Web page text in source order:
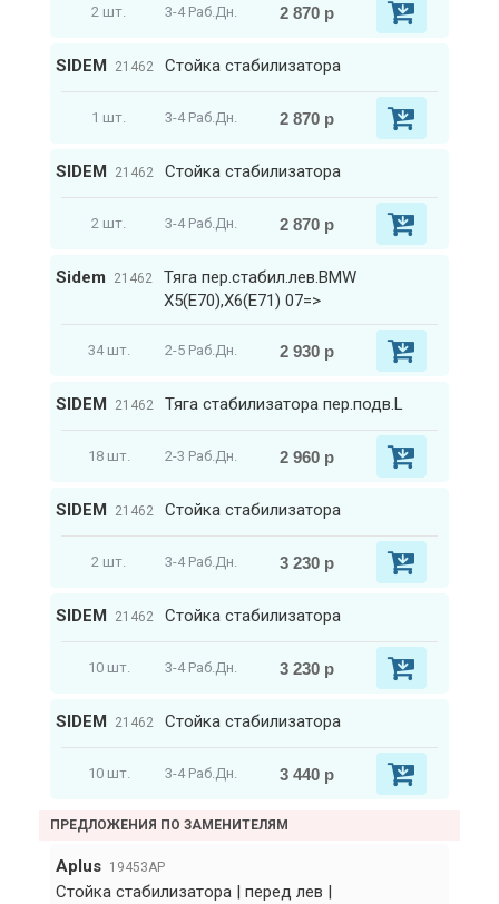
2 шт. 3-4 Раб.Дн. 2 870 р
SIDEM 21462 Стойка стабилизатора
1 шт. 3-4 Раб.Дн. 2 870 р
SIDEM 21462 Стойка стабилизатора
2 шт. 3-4 Раб.Дн. 2 870 р
Sidem 21462
Тяга пер.стабил.лев.BMW
X5(E70),X6(E71) 07=>
34 шт. 2-5 Раб.Дн. 2 930 р
SIDEM 21462 Тяга стабилизатора пер.подв.L
18 шт. 2-3 Раб.Дн. 2 960 р
SIDEM 21462 Стойка стабилизатора
2 шт. 3-4 Раб.Дн. 3 230 р
SIDEM 21462 Стойка стабилизатора
10 шт. 3-4 Раб.Дн. 3 230 р
SIDEM 21462 Стойка стабилизатора
10 шт. 3-4 Раб.Дн. 3 440 р
ПРЕДЛОЖЕНИЯ ПО ЗАМЕНИТЕЛЯМ
Aplus 19453AP
Стойка стабилизатора | перед лев |